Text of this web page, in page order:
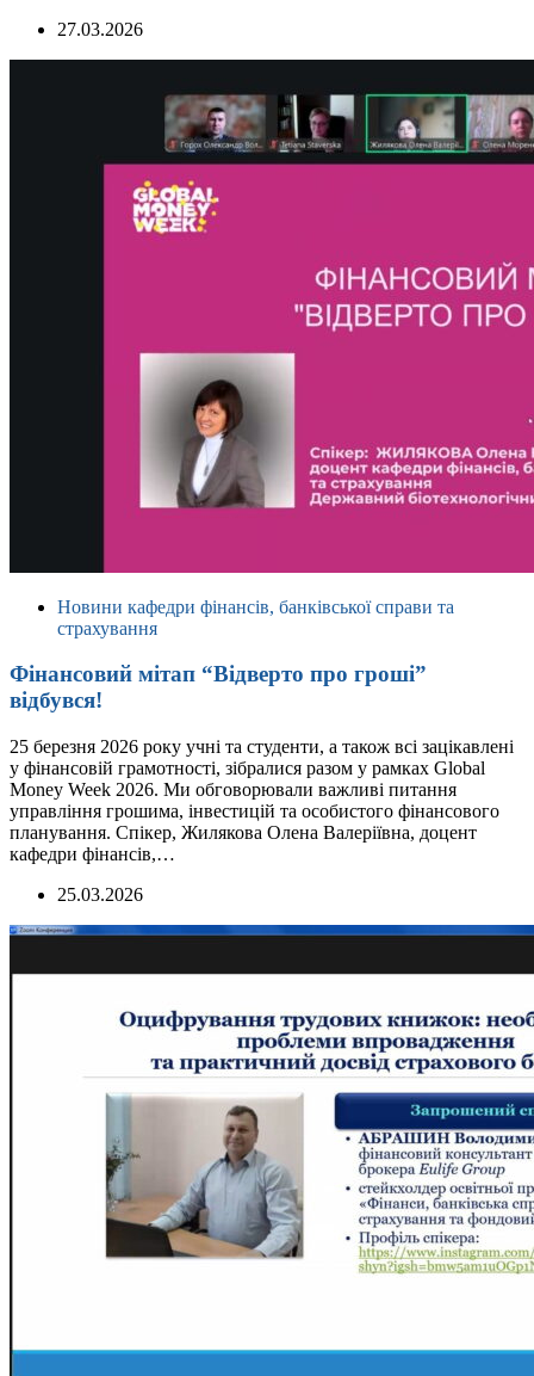
27.03.2026
Новини кафедри фінансів, банківської справи та
страхування
Фінансовий мітап “Відверто про гроші”
відбувся!
25 березня 2026 року учні та студенти, а також всі зацікавлені
у фінансовій грамотності, зібралися разом у рамках Global
Money Week 2026. Ми обговорювали важливі питання
управління грошима, інвестицій та особистого фінансового
планування. Спікер, Жилякова Олена Валеріївна, доцент
кафедри фінансів,…
25.03.2026